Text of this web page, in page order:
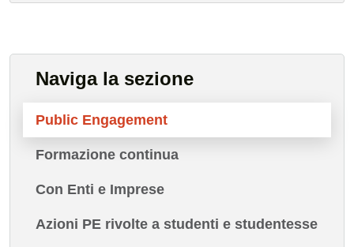
Naviga la sezione
Public Engagement
Formazione continua
Con Enti e Imprese
Azioni PE rivolte a studenti e studentesse